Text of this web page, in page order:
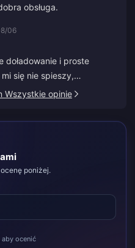
obsługa.
06
doładowanie i proste
się nie spieszy,
oszczędzał. Świetne
Wszystkie opinie
poniżej.
aby ocenić